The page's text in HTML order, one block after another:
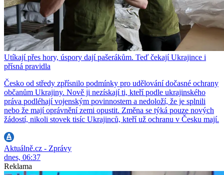
Utíkají přes hory, úspory dají pašerákům. Teď čekají Ukrajince i
přísná pravidla
Česko od středy zpřísnilo podmínky pro udělování dočasné ochrany
občanům Ukrajiny. Nově ji nezískají ti, kteří podle ukrajinského
práva podléhají vojenským povinnostem a nedoloží, že je splnili
nebo že mají oprávnění zemi opustit. Změna se týká pouze nových
žádostí, nikoli stovek tisíc Ukrajinců, kteří už ochranu v Česku mají.
Aktuálně.cz - Zprávy
dnes, 06:37
Reklama